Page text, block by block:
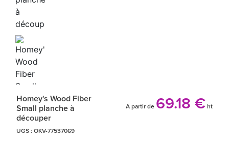
Homey's Wood Fiber
Small planche à
découper
A partir de 69.18 € ht
UGS : OKV-77537069